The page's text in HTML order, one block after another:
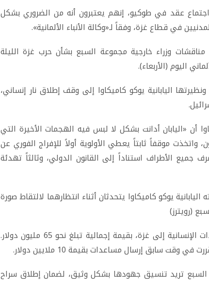
عقد في طوكيو، إنهم يعتبرون أنه من الضروري بشكل
في قطاع غزة، وفقاً لـ«وكالة الأنباء الألمانية».
وزراء خارجية مجموعة السبع بشأن حرب غزة الليلة
اليوم (الأربعاء).
ونظيرتها اليابانية يوكو كاميكاوا إلى وقف إطلاق نار إنساني،
أن «اليابان أدانت بشكل لا لبس فيه الهجمات الأخيرة التي
موقفاً ثابتاً يعطي الأولوية أولاً للإفراج الفوري عن
جميع الأطراف استناداً إلى القانون الدولي، وثالثاً تهدئة
اليابانية يوكو كاميكاوا يتحدثان أثناء انتظارهما لالتقاط صورة
(رويترز)
واليابان مستعدة لتقديم مزيد من المساعدات الإنسانية إلى غزة، بقيمة إجمالية تبلغ نحو 65 مليون دولار.
سابق إرسال مساعدات بقيمة 10 ملايين دولار.
السبع تريد تنسيق جهودها بشكل وثيق، لضمان إطلاق سراح